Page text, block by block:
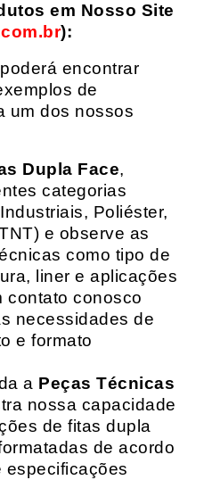
em Nosso Site
):
encontrar
de
um dos nossos
Dupla Face,
categorias
Poliéster,
e observe as
como tipo de
liner e aplicações
contato conosco
necessidades de
e formato
a Peças Técnicas
nossa capacidade
de fitas dupla
de acordo
especificações